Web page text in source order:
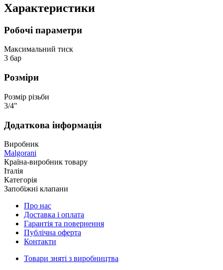
Характеристики
Робочі параметри
Максимальний тиск
3 бар
Розміри
Розмір різьби
3/4"
Додаткова інформація
Виробник
Malgorani
Країна-виробник товару
Італія
Категорія
Запобіжні клапани
Про нас
Доставка і оплата
Гарантія та повернення
Публічна оферта
Контакти
Товари зняті з виробництва